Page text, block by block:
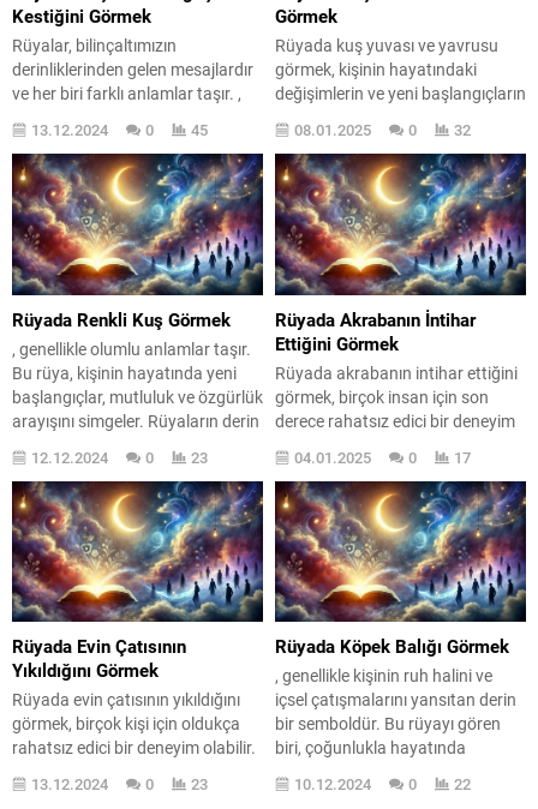
Kestiğini Görmek
Rüyalar, bilinçaltımızın
derinliklerinden gelen mesajlardır
ve her biri farklı anlamlar taşır. ,
özellikle sembolik bir içerik
barındırır. Bu rüya, genellikle bir
kişinin hayatında meydana gelen
değişimleri, kayıpları ya da
dönüşümleri simgeler. Ağaç,
yaşamın sembolü olarak kabul
edilirken, kesilmesi ise bir şeylerin
sona erdiğini veya yeni bir
başlangıcın habercisi olduğunu
gösterir....
13.12.2024 0 45
Görmek
Rüyada kuş yuvası ve yavrusu
görmek, kişinin hayatındaki
değişimlerin ve yeni başlangıçların
habercisi olabilir. Bu rüya, aynı
zamanda aile bağları ve koruma
içgüdüsüne dair önemli mesajlar
taşır. Rüyalar, bilinçaltımızın
derinliklerinden gelen birer
yansıma olarak, bize hayatımız
hakkında ipuçları verebilir. Peki,
kuş yuvası ve yavrusu görmek ne
anlama geliyor? Gelin, bu...
08.01.2025 0 32
Rüyada Renkli Kuş Görmek
, genellikle olumlu anlamlar taşır.
Bu rüya, kişinin hayatında yeni
başlangıçlar, mutluluk ve özgürlük
arayışını simgeler. Rüyaların derin
anlamlarını keşfetmek,
hayatımızdaki değişimlere ışık
tutabilir. Rüyada gördüğünüz
kuşların renkleri ve davranışları,
bu mesajları daha iyi anlamanıza
yardımcı olabilir. Örneğin, mavi bir
kuş, huzuru ve sakinliği, sarı bir
kuş ise neşeyi ve...
12.12.2024 0 23
Rüyada Akrabanın İntihar
Ettiğini Görmek
Rüyada akrabanın intihar ettiğini
görmek, birçok insan için son
derece rahatsız edici bir deneyim
olabilir. Bu tür rüyalar, genellikle
kişinin içsel çatışmalarını,
kaygılarını ve ruh halini yansıtan
derin anlamlar taşır. Rüyaların
gizemli dünyasında kaybolmak,
bazen insanı kendi duygusal
durumunu sorgulamaya iter. Peki,
bu rüya ne anlama geliyor?
Rüyada bir akrabanın...
04.01.2025 0 17
Rüyada Evin Çatısının
Yıkıldığını Görmek
Rüyada evin çatısının yıkıldığını
görmek, birçok kişi için oldukça
rahatsız edici bir deneyim olabilir.
Bu tür bir rüya, genellikle kişinin
yaşamında yaşadığı belirsizliklerin
13.12.2024 0 23
Rüyada Köpek Balığı Görmek
, genellikle kişinin ruh halini ve
içsel çatışmalarını yansıtan derin
bir semboldür. Bu rüyayı gören
biri, çoğunlukla hayatında
karşılaştığı korku, tehdit veya
bilinmeyen durumlar ile
10.12.2024 0 22